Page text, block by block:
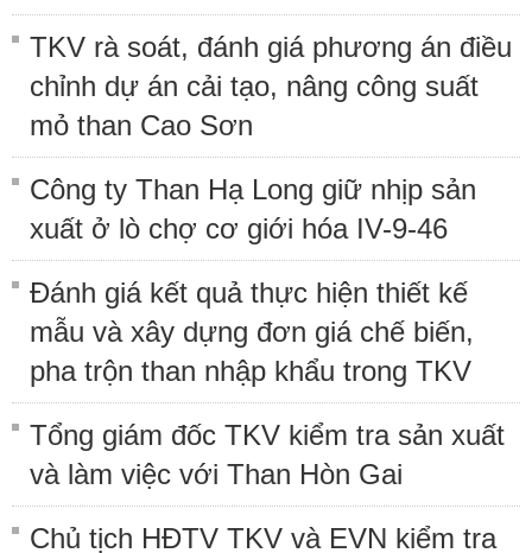
TKV rà soát, đánh giá phương án điều
chỉnh dự án cải tạo, nâng công suất
mỏ than Cao Sơn
Công ty Than Hạ Long giữ nhịp sản
xuất ở lò chợ cơ giới hóa IV-9-46
Đánh giá kết quả thực hiện thiết kế
mẫu và xây dựng đơn giá chế biến,
pha trộn than nhập khẩu trong TKV
Tổng giám đốc TKV kiểm tra sản xuất
và làm việc với Than Hòn Gai
Chủ tịch HĐTV TKV và EVN kiểm tra